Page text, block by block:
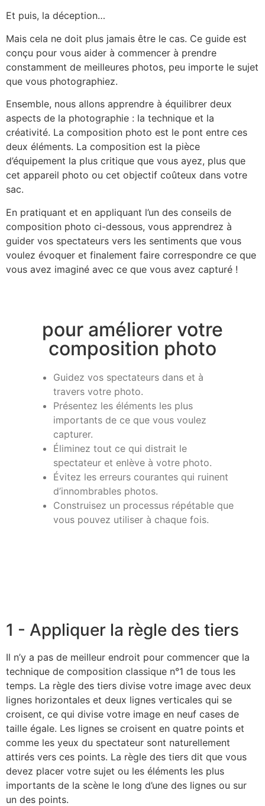
Et puis, la déception…
Mais cela ne doit plus jamais être le cas. Ce guide est
conçu pour vous aider à commencer à prendre
constamment de meilleures photos, peu importe le sujet
que vous photographiez.
Ensemble, nous allons apprendre à équilibrer deux
aspects de la photographie : la technique et la
créativité. La composition photo est le pont entre ces
deux éléments. La composition est la pièce
d’équipement la plus critique que vous ayez, plus que
cet appareil photo ou cet objectif coûteux dans votre
sac.
En pratiquant et en appliquant l’un des conseils de
composition photo ci-dessous, vous apprendrez à
guider vos spectateurs vers les sentiments que vous
voulez évoquer et finalement faire correspondre ce que
vous avez imaginé avec ce que vous avez capturé !
pour améliorer votre
composition photo
Guidez vos spectateurs dans et à
travers votre photo.
Présentez les éléments les plus
importants de ce que vous voulez
capturer.
Éliminez tout ce qui distrait le
spectateur et enlève à votre photo.
Évitez les erreurs courantes qui ruinent
d’innombrables photos.
Construisez un processus répétable que
vous pouvez utiliser à chaque fois.
1 - Appliquer la règle des tiers
Il n’y a pas de meilleur endroit pour commencer que la
technique de composition classique n°1 de tous les
temps. La règle des tiers divise votre image avec deux
lignes horizontales et deux lignes verticales qui se
croisent, ce qui divise votre image en neuf cases de
taille égale. Les lignes se croisent en quatre points et
comme les yeux du spectateur sont naturellement
attirés vers ces points. La règle des tiers dit que vous
devez placer votre sujet ou les éléments les plus
importants de la scène le long d’une des lignes ou sur
un des points.